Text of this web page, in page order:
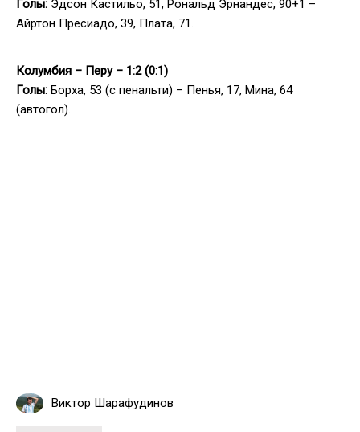
Голы: Эдсон Кастильо, 51, Рональд Эрнандес, 90+1 –
Айртон Пресиадо, 39, Плата, 71.
Колумбия – Перу – 1:2 (0:1)
Голы: Борха, 53 (с пенальти) – Пенья, 17, Мина, 64
(автогол).
Виктор Шарафудинов